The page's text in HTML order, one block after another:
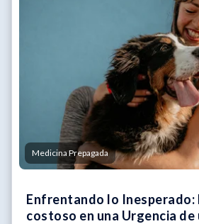
Medicina Prepagada
Enfrentando lo Inesperado:
costoso en una Urgencia de